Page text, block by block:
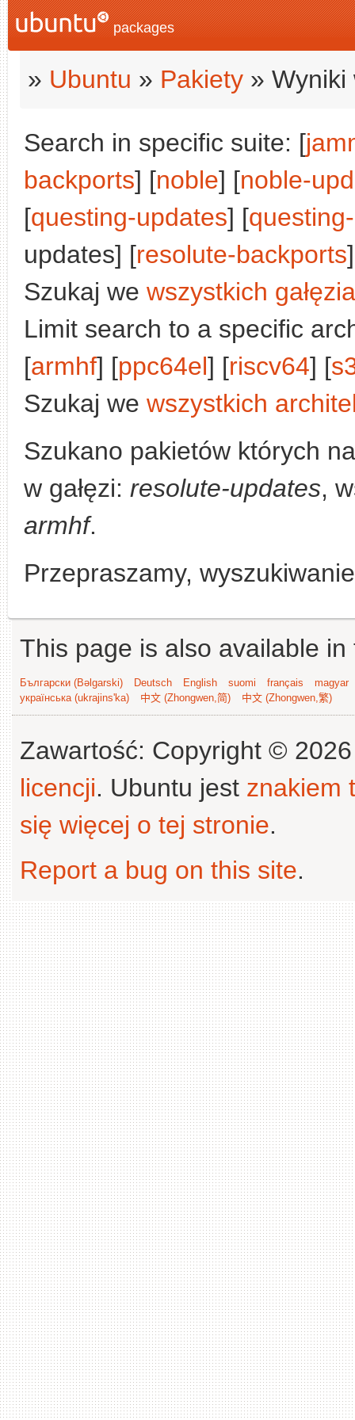
packages
» Ubuntu » Pakiety » Wyniki
Search in specific suite: [
backports] [noble] [noble-
[questing-updates] [
updates] [resolute-backports
Szukaj we wszystkich
Limit search to a specific
[armhf] [ppc64el] [riscv64] [
Szukaj we wszystkich
Szukano pakietów których
w gałęzi: resolute-updates,
armhf.
Przepraszamy,
This page is also available
Български (Bəlgarski) Deutsch English suomi français
magyar
українська (ukrajins'ka)
中文 (Zhongwen,简) 中文 (Zhongwen,繁)
Zawartość: Copyright ©
licencji. Ubuntu jest znakiem
się więcej o tej stronie.
Report a bug on this site.